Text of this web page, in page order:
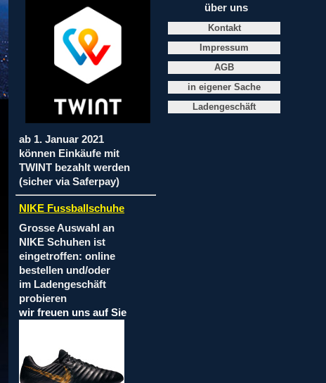
ab 1. Januar 2021
können Einkäufe mit
TWINT bezahlt werden
(sicher via Saferpay)
NIKE Fussballschuhe
Grosse Auswahl an
NIKE Schuhen ist
eingetroffen: online
bestellen und/oder
im Ladengeschäft
probieren
wir freuen uns auf Sie
über uns
Kontakt
Impressum
AGB
in eigener Sache
Ladengeschäft